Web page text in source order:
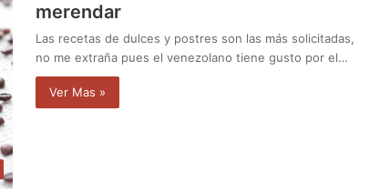
merendar
Las recetas de dulces y postres son las más solicitadas,
no me extraña pues el venezolano tiene gusto por el…
Ver Mas »